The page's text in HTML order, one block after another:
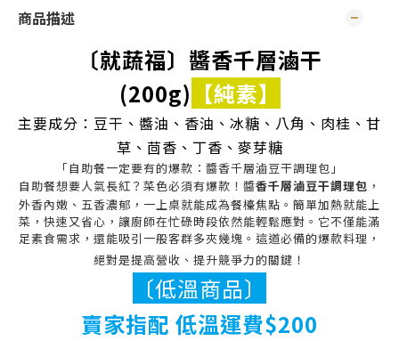
商品描述
〔就蔬福〕醬香千層滷干
(200g) 【純素】
主要成分：豆干 、醬油 、香油 、冰糖 、八角 、肉桂 、甘
草 、茴香 、丁香 、 麥芽糖
「自助餐一定要有的爆款：醬香千層滷豆干調理包」
自助餐想要人氣長紅？菜色必須有爆款！醬香千層滷豆干調理包 ，
外香內嫩、五香濃郁，一上桌就能成為餐檯焦點。簡單加熱就能上
菜，快速又省心，讓廚師在忙碌時段依然能輕鬆應對。它不僅能滿
足素食需求，還能吸引一般客群多夾幾塊。這道必備的爆款料理，
絕對是提高營收、提升競爭力的關鍵！
〔低溫商品〕
賣家指配 低溫運費$200